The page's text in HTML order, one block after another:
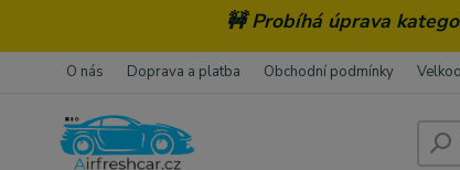
🚧 Probíhá úprava
O nás Doprava a platba Obchodní podmínky